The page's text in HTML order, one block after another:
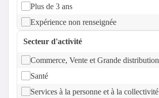
Plus de 3 ans
Expérience non renseignée
Secteur d'activité
Commerce, Vente et Grande distribution
Santé
Services à la personne et à la collectivité